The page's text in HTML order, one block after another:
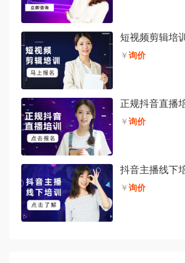
短视频剪辑培
￥询价
正规抖音直播
￥询价
抖音主播线下
￥询价